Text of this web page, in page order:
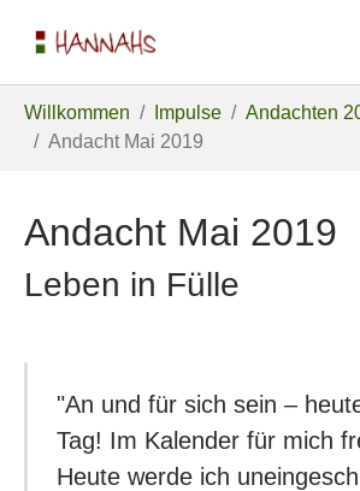
Willkommen Impulse
Andachten
Andacht Mai 2019
Andacht Mai 2019
Leben in Fülle
"An und für sich sein –
Tag! Im Kalender für mich
Heute werde ich